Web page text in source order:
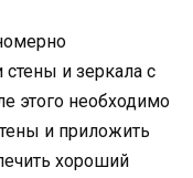
стены и зеркала с
этого необходимо
и приложить
хороший